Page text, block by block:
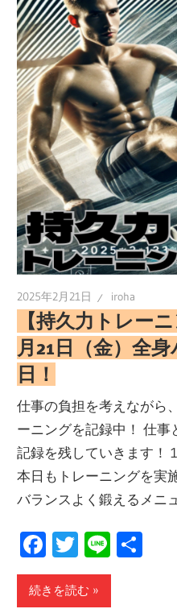
2025年2月21日 iroha
【持久力トレー
月21日（金）全
日！
仕事の負担を考えながら
ーニングを記録中！ 仕
記録を残していきます！
本日もトレーニングを実
バランスよく鍛えるメニュ
Facebook
Twitter
Line
続きを読む